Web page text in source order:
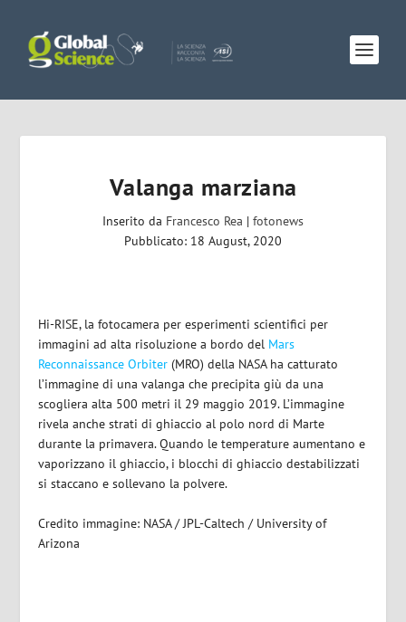
Valanga marziana
Inserito da Francesco Rea | fotonews
Pubblicato: 18 August, 2020
Hi-RISE, la fotocamera per esperimenti scientifici per
immagini ad alta risoluzione a bordo del Mars
Reconnaissance Orbiter (MRO) della NASA ha catturato
l’immagine di una valanga che precipita giù da una
scogliera alta 500 metri il 29 maggio 2019. L’immagine
rivela anche strati di ghiaccio al polo nord di Marte
durante la primavera. Quando le temperature aumentano e
vaporizzano il ghiaccio, i blocchi di ghiaccio destabilizzati
si staccano e sollevano la polvere.
Credito immagine: NASA / JPL-Caltech / University of
Arizona